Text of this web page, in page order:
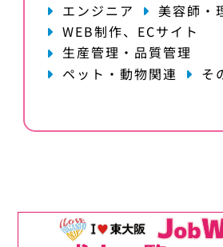
エンジニア
美容師・
WEB制作、ECサイト
生産管理・品質管理
ペット・動物関連
そ